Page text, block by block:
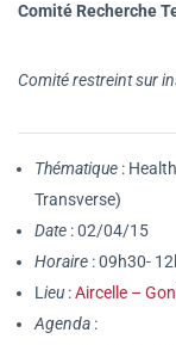
Comité Recherche
Comité restreint sur
Thématique :
Transverse)
Date : 02/04/15
Horaire : 09h30-
L ieu :Aircelle –
Agenda :